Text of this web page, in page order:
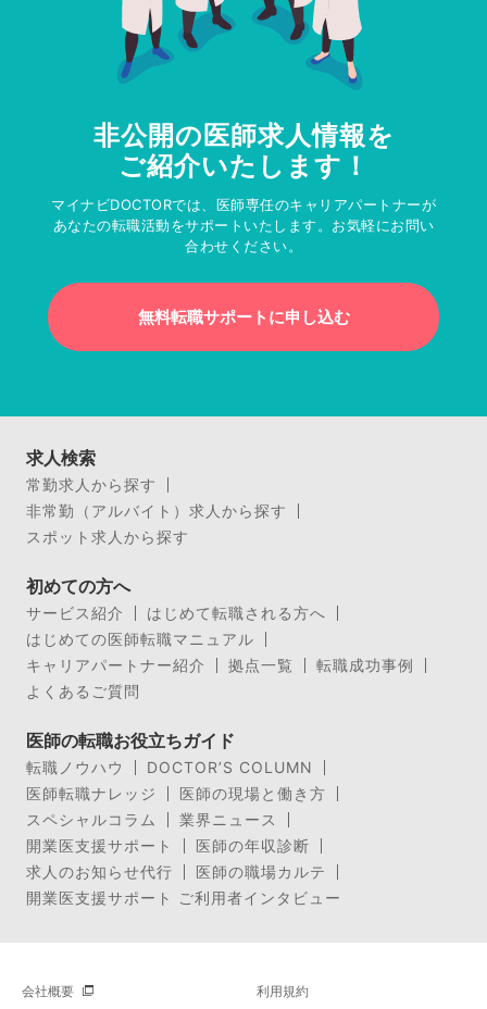
非公開の医師求人情報を
ご紹介いたします！
マイナビDOCTORでは、医師専任のキャリアパートナーが
あなたの転職活動をサポートいたします。お気軽にお問い
合わせください。
無料転職サポートに申し込む
求人検索
常勤求人から探す
非常勤（アルバイト）求人から探す
スポット求人から探す
初めての方へ
サービス紹介
はじめて転職される方へ
はじめての医師転職マニュアル
キャリアパートナー紹介
拠点一覧
転職成功事例
よくあるご質問
医師の転職お役立ちガイド
転職ノウハウ
DOCTOR’S COLUMN
医師転職ナレッジ
医師の現場と働き方
スペシャルコラム
業界ニュース
開業医支援サポート
医師の年収診断
求人のお知らせ代行
医師の職場カルテ
開業医支援サポート ご利用者インタビュー
会社概要 利用規約